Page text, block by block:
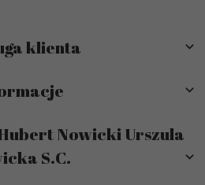
klienta
Nowicki Urszula
S.C.